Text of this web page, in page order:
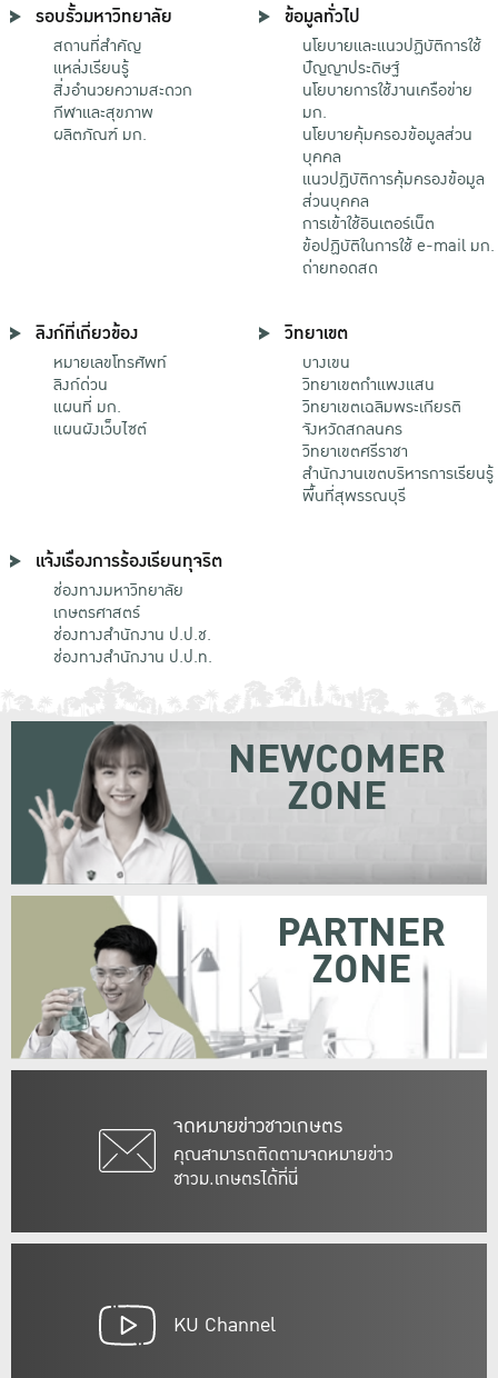
รอบรั้วมหาวิทยาลัย
สถานที่สำคัญ
แหล่งเรียนรู้
สิ่งอำนวยความสะดวก
กีฬาและสุขภาพ
ผลิตภัณฑ์ มก.
ข้อมูลทั่วไป
นโยบายและแนวปฏิบัติการใช้
ปัญญาประดิษฐ์
นโยบายการใช้งานเครือข่าย
มก.
นโยบายคุ้มครองข้อมูลส่วน
บุคคล
แนวปฏิบัติการคุ้มครองข้อมูล
ส่วนบุคคล
การเข้าใช้อินเตอร์เน็ต
ข้อปฏิบัติในการใช้ e-mail มก.
ถ่ายทอดสด
ลิงก์ที่เกี่ยวข้อง
หมายเลขโทรศัพท์
ลิงก์ด่วน
แผนที่ มก.
แผนผังเว็บไซต์
วิทยาเขต
บางเขน
วิทยาเขตกําแพงแสน
วิทยาเขตเฉลิมพระเกียรติ
จังหวัดสกลนคร
วิทยาเขตศรีราชา
สำนักงานเขตบริหารการเรียนรู้
พื้นที่สุพรรณบุรี
แจ้งเรื่องการร้องเรียนทุจริต
ช่องทางมหาวิทยาลัย
เกษตรศาสตร์
ช่องทางสำนักงาน ป.ป.ช.
ช่องทางสำนักงาน ป.ป.ท.
จดหมายข่าวชาวเกษตร
คุณสามารถติดตามจดหมายข่าว
ชาวม.เกษตรได้ที่นี่
NEWCOMER
ZONE
PARTNER
ZONE
KU Channel